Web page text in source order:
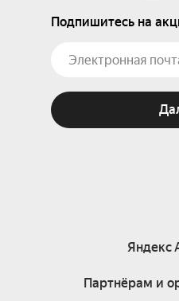
Подпишитесь на
Яндекс
Партнёрам и